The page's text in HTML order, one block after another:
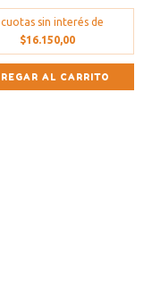
cuotas sin interés de
$16.150,00